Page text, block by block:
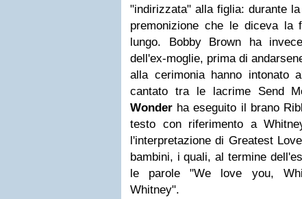
"indirizzata" alla figlia: durante
premonizione che le diceva la
lungo. Bobby Brown ha
dell'ex-moglie, prima di
alla cerimonia hanno intonato
cantato tra le lacrime Send
Wonder ha eseguito il brano
testo con riferimento a
l'interpretazione di Greatest
bambini, i quali, al termine
le parole "We love you,
Whitney".